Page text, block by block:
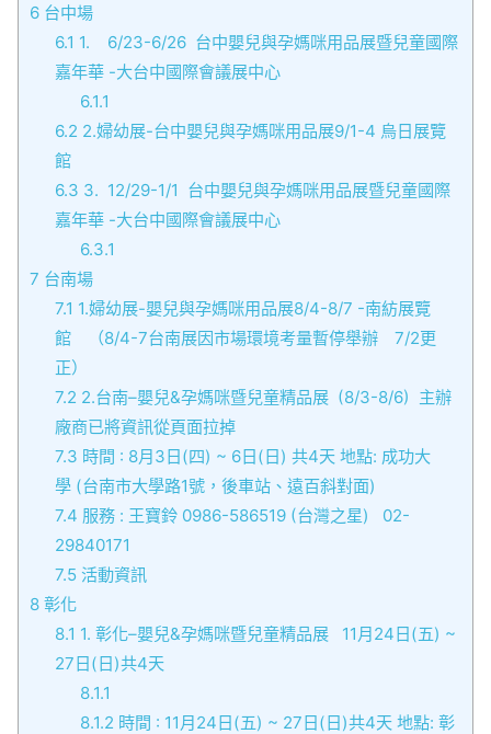
6 台中場
6.1 1. 6/23-6/26 台中嬰兒與孕媽咪用品展暨兒童國際
嘉年華 -大台中國際會議展中心
6.1.1
6.2 2.婦幼展-台中嬰兒與孕媽咪用品展9/1-4 烏日展覽
館
6.3 3. 12/29-1/1 台中嬰兒與孕媽咪用品展暨兒童國際
嘉年華 -大台中國際會議展中心
6.3.1
7 台南場
7.1 1.婦幼展-嬰兒與孕媽咪用品展8/4-8/7 -南紡展覽
館 （8/4-7台南展因市場環境考量暫停舉辦 7/2更
正）
7.2 2.台南–嬰兒&孕媽咪暨兒童精品展 (8/3-8/6) 主辦
廠商已將資訊從頁面拉掉
7.3 時間 : 8月3日(四) ~ 6日(日) 共4天 地點: 成功大
學 (台南市大學路1號，後車站、遠百斜對面)
7.4 服務 : 王寶鈴 0986-586519 (台灣之星) 02-
29840171
7.5活動資訊
8 彰化
8.1 1. 彰化–嬰兒&孕媽咪暨兒童精品展 11月24日(五) ~
27日(日)共4天
8.1.1
8.1.2 時間 : 11月24日(五) ~ 27日(日)共4天 地點: 彰